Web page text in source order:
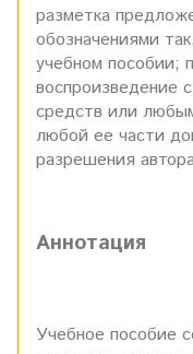
разметка
обозначениями
учебном пособии;
воспроизведение
средств или
любой ее части
разрешения
Аннотация
Учебное пособие